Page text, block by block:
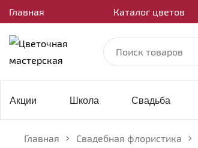
Главная Каталог цветов
Акции Школа Свадьба
Главная Свадебная флористика